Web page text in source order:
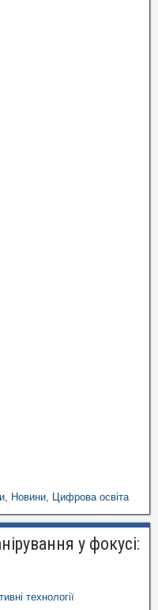
Новини Цифрова освіта
у фокусі:
технології